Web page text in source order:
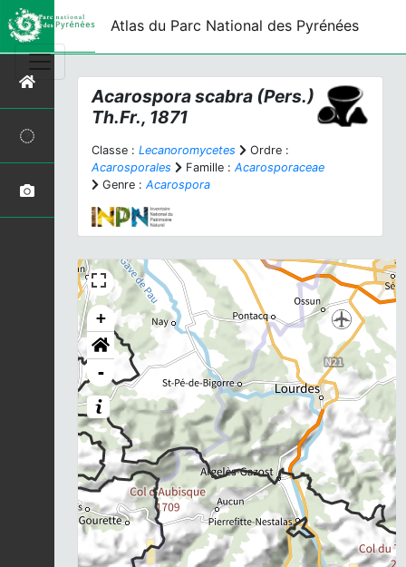
Atlas du Parc National des Pyrénées
Acarospora scabra (Pers.)
Th.Fr., 1871
Classe : Lecanoromycetes
Ordre :
Acarosporales
Famille : Acarosporaceae
Genre : Acarospora
+
-